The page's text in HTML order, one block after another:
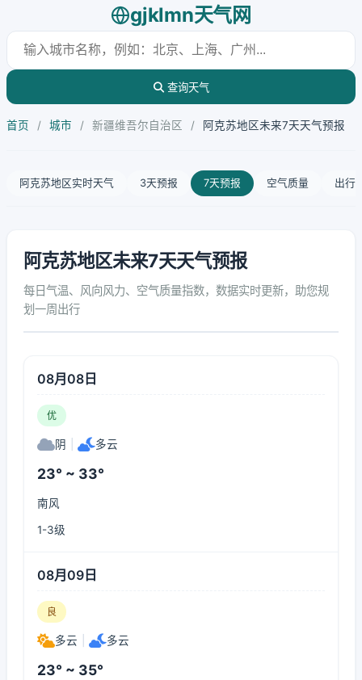
gjklmn天气网
查询天气
首页 / 城市 / 新疆维吾尔自治区 / 阿克苏地区未来7天天气预报
阿克苏地区实时天气 3天预报 7天预报 空气质量 出行
阿克苏地区未来7天天气预报
每日气温、风向风力、空气质量指数，数据实时更新，助您规
划一周出行
08月08日
优
阴 多云
23° ~ 33°
南风
1-3级
08月09日
良
多云 多云
23° ~ 35°